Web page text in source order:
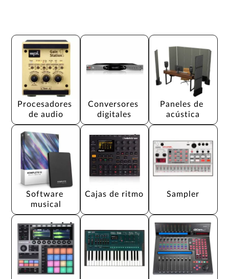
Procesadores
de audio
Conversores
digitales
Paneles de
acústica
Software
musical
Cajas de ritmo Sampler